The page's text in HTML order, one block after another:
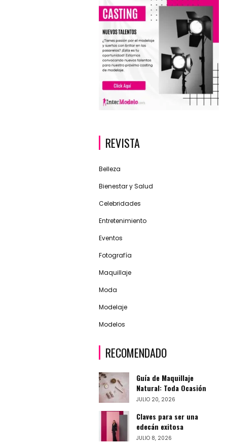
REVISTA
Belleza
Bienestar y Salud
Celebridades
Entretenimiento
Eventos
Fotografía
Maquillaje
Moda
Modelaje
Modelos
RECOMENDADO
Guía de Maquillaje
Natural: Toda Ocasión
JULIO 20, 2026
Claves para ser una
edecán exitosa
JULIO 8, 2026